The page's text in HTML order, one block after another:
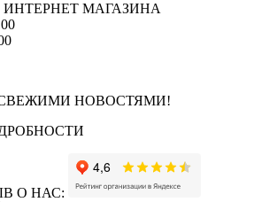
МАГАЗИНА
НОВОСТЯМИ!
О НАС: